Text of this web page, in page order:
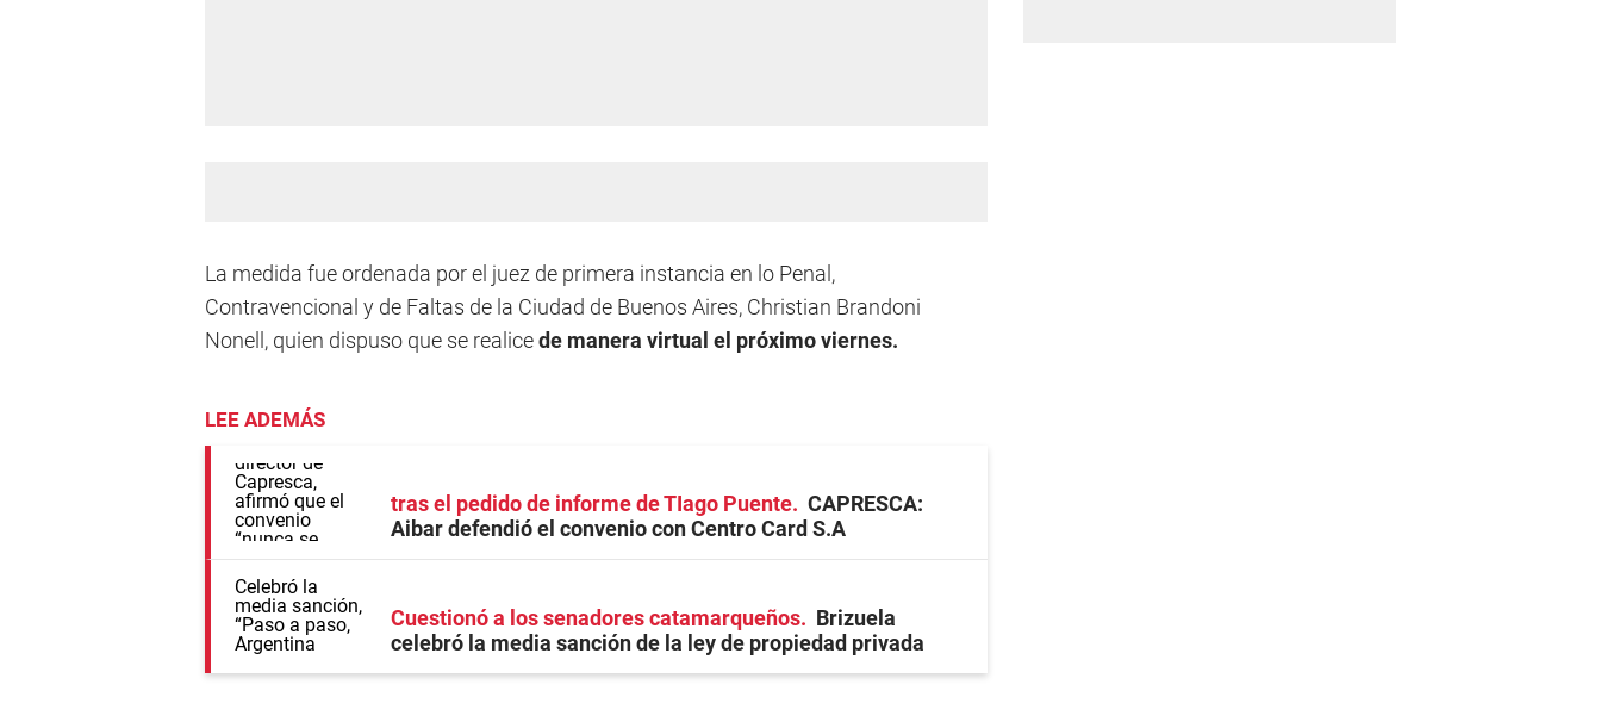
La medida fue ordenada por el juez de primera instancia en lo Penal,
Contravencional y de Faltas de la Ciudad de Buenos Aires, Christian Brandoni
Nonell, quien dispuso que se realicede manera virtual el próximo viernes.
LEE ADEMÁS
tras el pedido de informe de TIago Puente
CAPRESCA:
Aibar defendió el convenio con Centro Card S.A
Cuestionó a los senadores catamarqueños
Brizuela
celebró la media sanción de la ley de propiedad privada